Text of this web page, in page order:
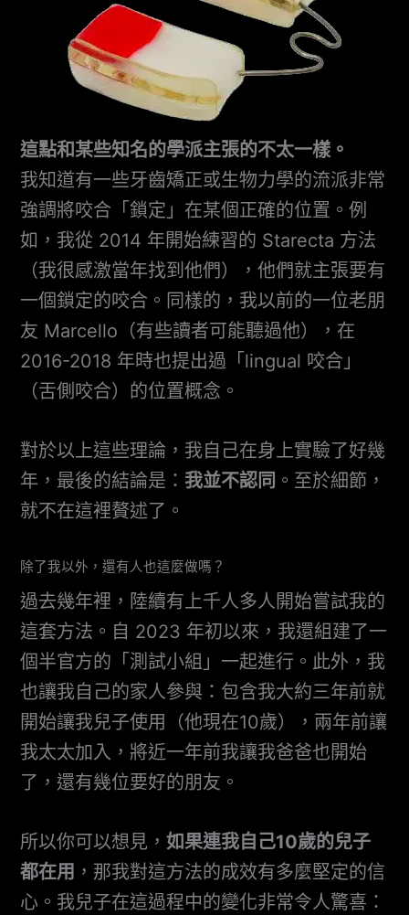
這點和某些知名的學派主張的不太一樣。
我知道有一些牙齒矯正或生物力學的流派非常
強調將咬合「鎖定」在某個正確的位置。例
如，我從 2014 年開始練習的 Starecta 方法
（我很感激當年找到他們），他們就主張要有
一個鎖定的咬合。同樣的，我以前的一位老朋
友 Marcello（有些讀者可能聽過他），在
2016-2018 年時也提出過「lingual 咬合」
（舌側咬合）的位置概念。
對於以上這些理論，我自己在身上實驗了好幾
年，最後的結論是： 我並不認同 。至於細節，
就不在這裡贅述了。
除了我以外，還有人也這麼做嗎？
過去幾年裡，陸續有上千人多人開始嘗試我的
這套方法。自 2023 年初以來，我還組建了一
個半官方的「測試小組」一起進行。此外，我
也讓我自己的家人參與：包含我大約三年前就
開始讓我兒子使用（他現在10歲），兩年前讓
我太太加入，將近一年前我讓我爸爸也開始
了，還有幾位要好的朋友。
所以你可以想見，如果連我自己10歲的兒子
都在用 ，那我對這方法的成效有多麼堅定的信
心。我兒子在這過程中的變化非常令人驚喜：